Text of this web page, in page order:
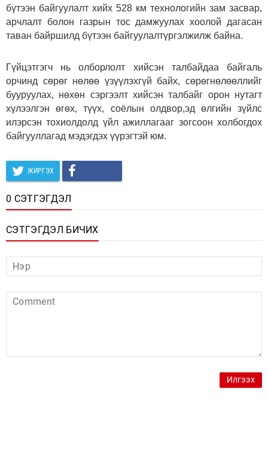
бүтээн байгуулалт хийх 528 км технологийн зам засвар,
арчлалт болон газрын тос дамжуулах хоолой дагасан
таван байршилд бүтээн байгуулалтүргэлжилж байна.
Гүйцэтгэгч нь олборлолт хийсэн талбайдаа байгаль
орчинд сөрөг нөлөө үзүүлэхгүй байх, сөрөгнөлөөллийг
бууруулах, нөхөн сэргээлт хийсэн талбайг орон нутагт
хүлээлгэн өгөх, түүх, соёлын олдвор,эд өлгийн зүйлс
илэрсэн тохиолдолд үйл ажиллагааг зогсоон холбогдох
байгууллагад мэдэгдэх үүрэгтэй юм.
ЖИРГЭХ
0 СЭТГЭГДЭЛ
СЭТГЭГДЭЛ БИЧИХ
Илгээх